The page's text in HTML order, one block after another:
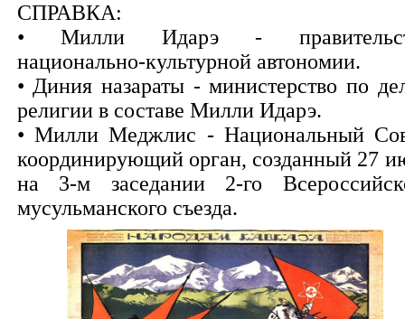
СПРАВКА:
• Милли Идарэ -
национально-культурной автономии.
• Диния назараты - министерство по
религии в составе Милли Идарэ.
• Милли Меджлис - Национальный
координирующий орган, созданный 27
на 3-м заседании 2-го
мусульманского съезда.